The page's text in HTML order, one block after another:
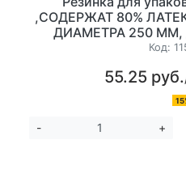
,СОДЕРЖАТ 80%
ДИАМЕТРА 250 ММ,
Код:
55.25 руб.
- +